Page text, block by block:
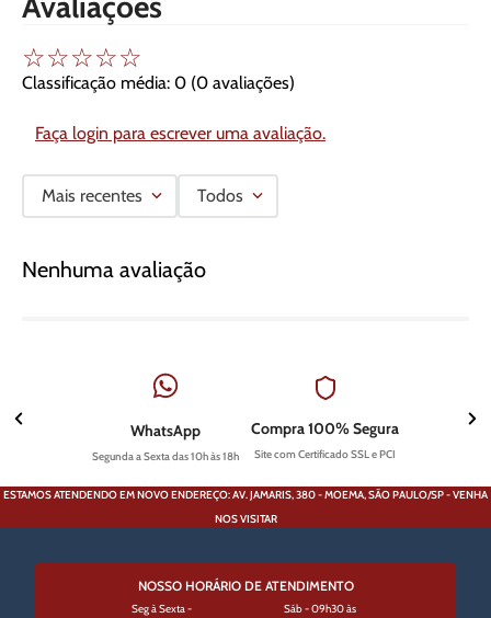
☆☆☆☆☆
Classificação média: 0 (0 avaliações)
Faça login para escrever uma avaliação.
Mais recentes Todos
Nenhuma avaliação
WhatsApp
Segunda a Sexta das 10h às 18h
Compra 100% Segura
Site com Certificado SSL e PCI
ESTAMOS ATENDENDO EM NOVO ENDEREÇO: AV. JAMARIS, 380 - MOEMA, SÃO PAULO/SP - VENHA
NOS VISITAR
NOSSO HORÁRIO DE ATENDIMENTO
Seg à Sexta -
Sáb - 09h30 às